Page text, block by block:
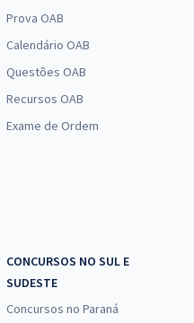
Prova OAB
Calendário OAB
Questões OAB
Recursos OAB
Exame de Ordem
CONCURSOS NO SUL E
SUDESTE
Concursos no Paraná